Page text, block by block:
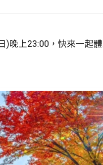
)晚上23:00，快來一起